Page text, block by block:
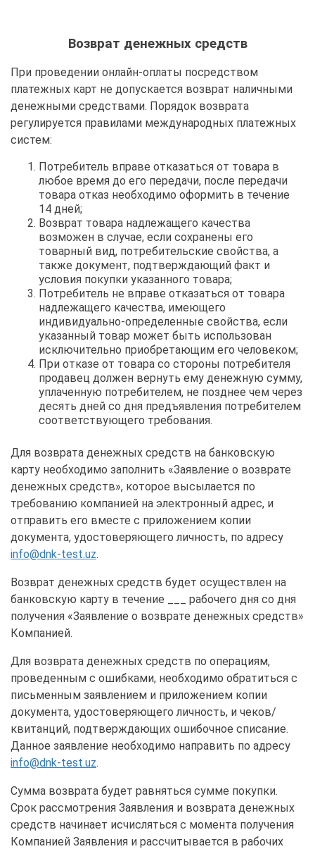
Возврат денежных средств
При проведении онлайн-оплаты посредством
платежных карт не допускается возврат наличными
денежными средствами. Порядок возврата
регулируется правилами международных платежных
систем:
Потребитель вправе отказаться от товара в
любое время до его передачи, после передачи
товара отказ необходимо оформить в течение
14 дней;
Возврат товара надлежащего качества
возможен в случае, если сохранены его
товарный вид, потребительские свойства, а
также документ, подтверждающий факт и
условия покупки указанного товара;
Потребитель не вправе отказаться от товара
надлежащего качества, имеющего
индивидуально-определенные свойства, если
указанный товар может быть использован
исключительно приобретающим его человеком;
При отказе от товара со стороны потребителя
продавец должен вернуть ему денежную сумму,
уплаченную потребителем, не позднее чем через
десять дней со дня предъявления потребителем
соответствующего требования.
Для возврата денежных средств на банковскую
карту необходимо заполнить «Заявление о возврате
денежных средств», которое высылается по
требованию компанией на электронный адрес, и
отправить его вместе с приложением копии
документа, удостоверяющего личность, по адресу
info@dnk-test.uz.
Возврат денежных средств будет осуществлен на
банковскую карту в течение ___ рабочего дня со дня
получения «Заявление о возврате денежных средств»
Компанией.
Для возврата денежных средств по операциям,
проведенным с ошибками, необходимо обратиться с
письменным заявлением и приложением копии
документа, удостоверяющего личность, и чеков/
квитанций, подтверждающих ошибочное списание.
Данное заявление необходимо направить по адресу
info@dnk-test.uz.
Сумма возврата будет равняться сумме покупки.
Срок рассмотрения Заявления и возврата денежных
средств начинает исчисляться с момента получения
Компанией Заявления и рассчитывается в рабочих